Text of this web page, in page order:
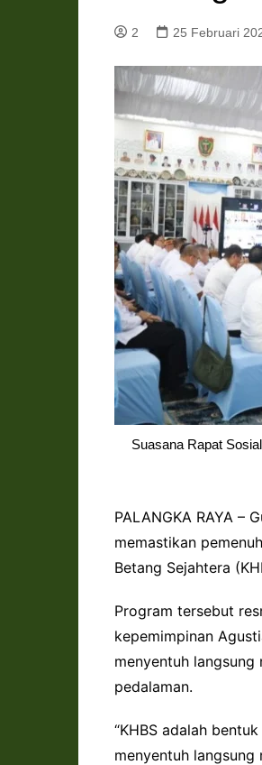
Pemkab Kotim
Pemkab
Pemkab
Pemkab Pulang
Pemkab
Pemkab
2 25 Februari
Suasana Rapat
PALANGKA RAYA –
memastikan
Betang Sejahtera
Program tersebut
kepemimpinan
menyentuh
pedalaman.
“KHBS adalah
menyentuh